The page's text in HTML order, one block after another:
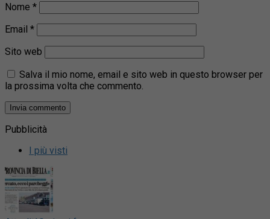
Nome *
Email *
Sito web
Salva il mio nome, email e sito web in questo browser per
la prossima volta che commento.
Pubblicità
I più visti